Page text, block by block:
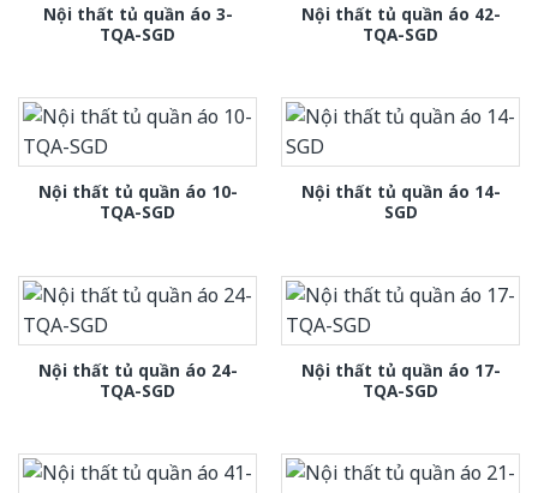
Nội thất tủ quần áo 3-
TQA-SGD
Nội thất tủ quần áo 42-
TQA-SGD
Nội thất tủ quần áo 10-
TQA-SGD
Nội thất tủ quần áo 14-
SGD
Nội thất tủ quần áo 24-
TQA-SGD
Nội thất tủ quần áo 17-
TQA-SGD